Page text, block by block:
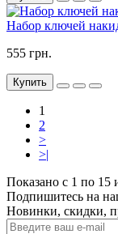
Набор ключей
555 грн.
Купить
1
2
>
>|
Показано с 1 по 15
Подпишитесь на
Новинки, скидки,